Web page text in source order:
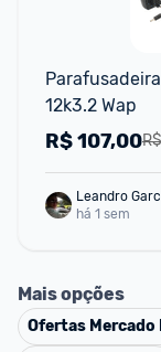
12k3.2 Wap
R$107,00
Leandro
há 1 sem
Mais opções
Ofertas Mercado